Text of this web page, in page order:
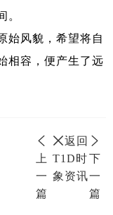
。
始风貌，希望将自
相容，便产生了远
上
一
篇
返回
T1D时
象资讯
下
一
篇